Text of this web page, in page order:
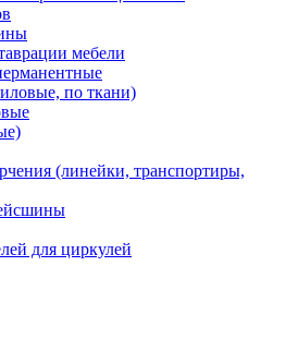
мебели
по ткани)
(линейки, транспортиры,
для циркулей